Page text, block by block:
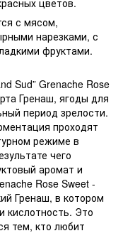
с мясом,
нарезками, с
фруктами.
Sud” Grenache Rose
Гренаш, ягоды для
период зрелости.
проходят
режиме в
чего
аромат и
Rose Sweet -
Гренаш, в котором
кислотность. Это
тем, кто любит